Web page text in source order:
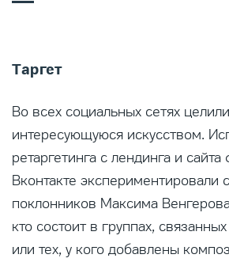
Таргет
Во всех социальных сетях
интересующуюся искусством.
ретаргетинга с лендинга и
Вконтакте экспериментировали
поклонников Максима
кто состоит в группах,
или тех, у кого добавлены